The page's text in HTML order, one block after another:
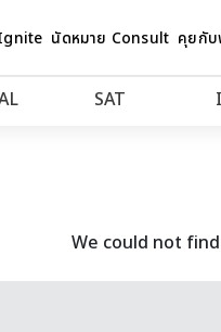
นัดหมาย Consult คุยกั
SAT
We could not